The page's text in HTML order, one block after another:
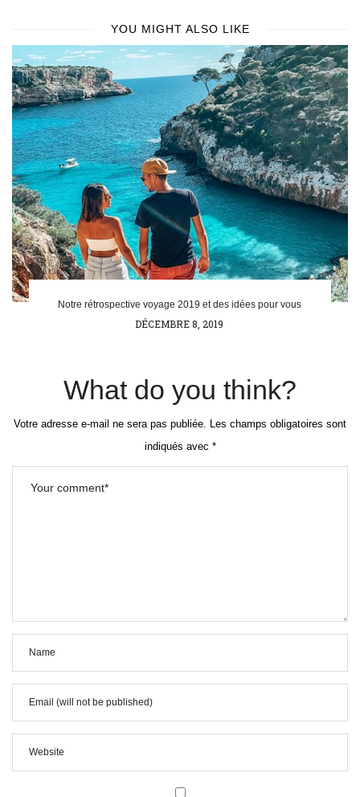
YOU MIGHT ALSO LIKE
Notre rétrospective voyage 2019 et des idées pour vous
POSTED
DÉCEMBRE 8, 2019
What do you think?
Votre adresse e-mail ne sera pas publiée. Les champs obligatoires sont
indiqués avec *